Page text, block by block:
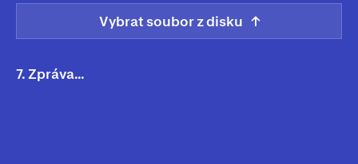
Vybrat soubor z disku
7. Zpráva…